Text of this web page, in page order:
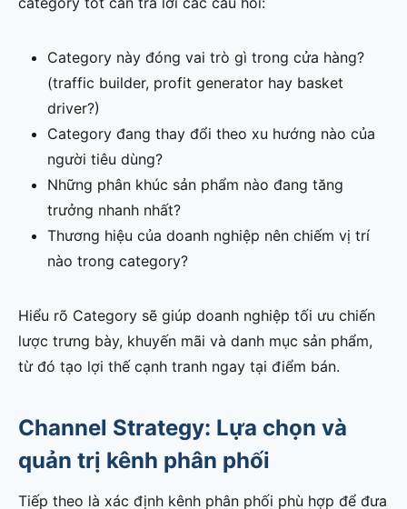
Category này đóng vai trò gì trong cửa hàng?
(traffic builder, profit generator hay basket
driver?)
Category đang thay đổi theo xu hướng nào của
người tiêu dùng?
Những phân khúc sản phẩm nào đang tăng
trưởng nhanh nhất?
Thương hiệu của doanh nghiệp nên chiếm vị trí
nào trong category?
Hiểu rõ Category sẽ giúp doanh nghiệp tối ưu chiến
lược trưng bày, khuyến mãi và danh mục sản phẩm,
từ đó tạo lợi thế cạnh tranh ngay tại điểm bán.
Channel Strategy: Lựa chọn và
quản trị kênh phân phối
Tiếp theo là xác định kênh phân phối phù hợp để đưa